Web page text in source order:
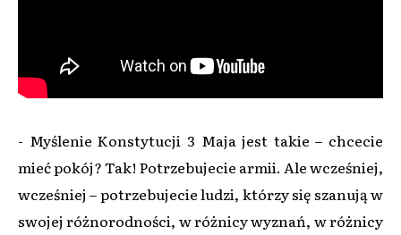
- Myślenie Konstytucji 3 Maja jest takie – chcecie
mieć pokój? Tak! Potrzebujecie armii. Ale wcześniej,
wcześniej – potrzebujecie ludzi, którzy się szanują w
swojej różnorodności, w różnicy wyznań, w różnicy